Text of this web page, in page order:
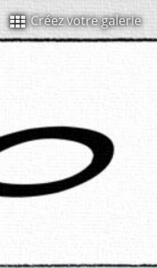
Créez votre galerie